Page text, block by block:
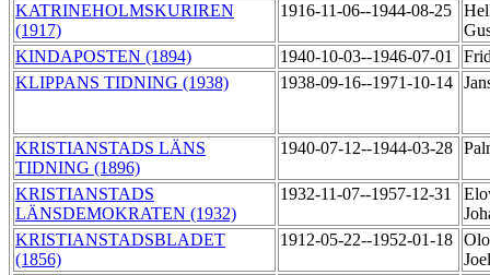
KATRINEHOLMSKURIREN
(1917)
1916-11-06--1944-08-25
KINDAPOSTEN (1894)
1940-10-03--1946-07-01
KLIPPANS TIDNING (1938)
1938-09-16--1971-10-14
KRISTIANSTADS LÄNS
TIDNING (1896)
1940-07-12--1944-03-28
KRISTIANSTADS
LÄNSDEMOKRATEN (1932)
1932-11-07--1957-12-31
KRISTIANSTADSBLADET
(1856)
1912-05-22--1952-01-18